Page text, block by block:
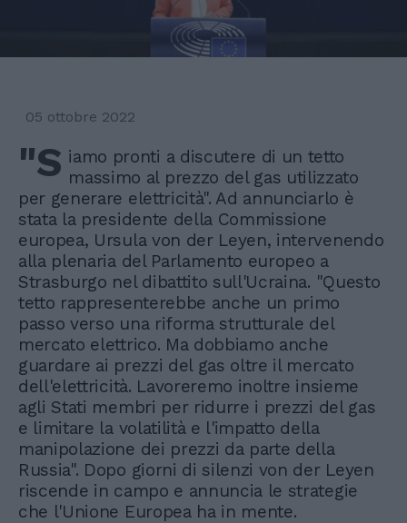
05 ottobre 2022
"S iamo pronti a discutere di un tetto
massimo al prezzo del gas utilizzato
per generare elettricità". Ad annunciarlo è
stata la presidente della Commissione
europea, Ursula von der Leyen, intervenendo
alla plenaria del Parlamento europeo a
Strasburgo nel dibattito sull'Ucraina. "Questo
tetto rappresenterebbe anche un primo
passo verso una riforma strutturale del
mercato elettrico. Ma dobbiamo anche
guardare ai prezzi del gas oltre il mercato
dell'elettricità. Lavoreremo inoltre insieme
agli Stati membri per ridurre i prezzi del gas
e limitare la volatilità e l'impatto della
manipolazione dei prezzi da parte della
Russia". Dopo giorni di silenzi von der Leyen
riscende in campo e annuncia le strategie
che l'Unione Europea ha in mente.